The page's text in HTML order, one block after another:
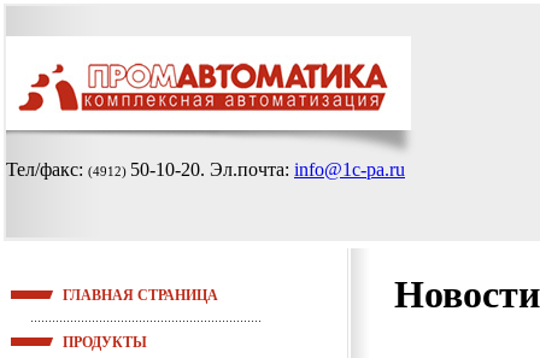
Тел/факс: (4912) 50-10-20. Эл.почта: info@1c-pa.ru
ГЛАВНАЯ СТРАНИЦА
ПРОДУКТЫ